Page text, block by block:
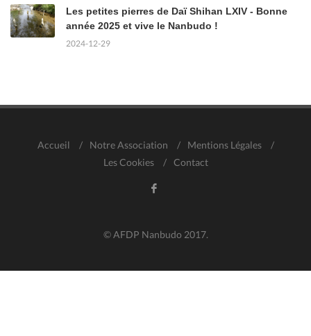
Les petites pierres de Daï Shihan LXIV - Bonne
année 2025 et vive le Nanbudo !
2024-12-29
© AFDP Nanbudo 2017.
Accueil / Notre Association / Mentions Légales
/
Les Cookies
/ Contact